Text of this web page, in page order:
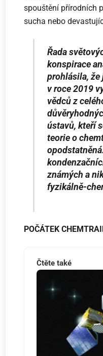
spouštění přírodních
sucha nebo
Řada
konspirace
prohlásila, že
v roce 2019
vědců z
ústavů, kteří
teorie o
známých a
fyzikálně­-
POČÁTEK
Čtěte také